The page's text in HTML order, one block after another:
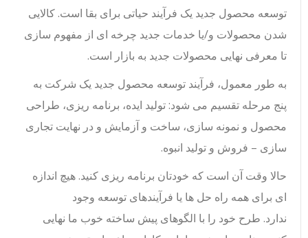
توسعه محصول جدید یک فرآیند حیاتی برای بقا است. کالایی
شدن محصولات و/یا خدمات جدید چرخه ای از مفهوم سازی
تا معرفی نهایی محصولات جدید به بازار است.
به طور معمول، فرآیند توسعه محصول جدید یک شرکت به
پنج مرحله تقسیم می شود: تولید ایده، برنامه ریزی، طراحی
محصول و نمونه سازی، ساخت و آزمایش و در نهایت تجاری
سازی – فروش و تولید انبوه.
حالا وقت آن است که خودتان برنامه ریزی کنید. هیچ اندازه
ای برای همه راه حل ها یا فرآیندهای توسعه وجود
ندارد. طرح خود را با الگوهای پیش ساخته خوب ما نهایی